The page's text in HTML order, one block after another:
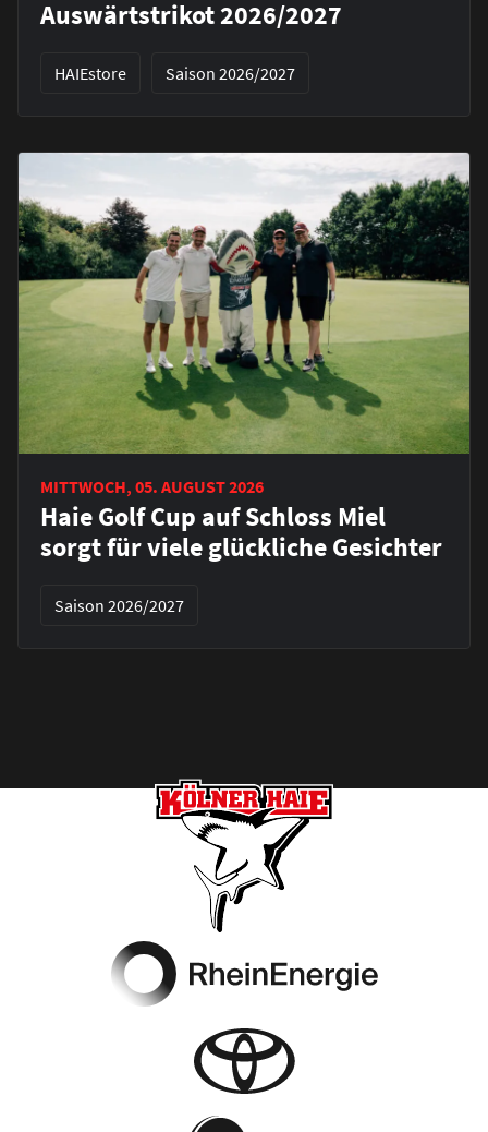
Auswärtstrikot 2026/2027
HAIEstore Saison 2026/2027
MITTWOCH, 05. AUGUST 2026
Haie Golf Cup auf Schloss Miel
sorgt für viele glückliche Gesichter
Saison 2026/2027